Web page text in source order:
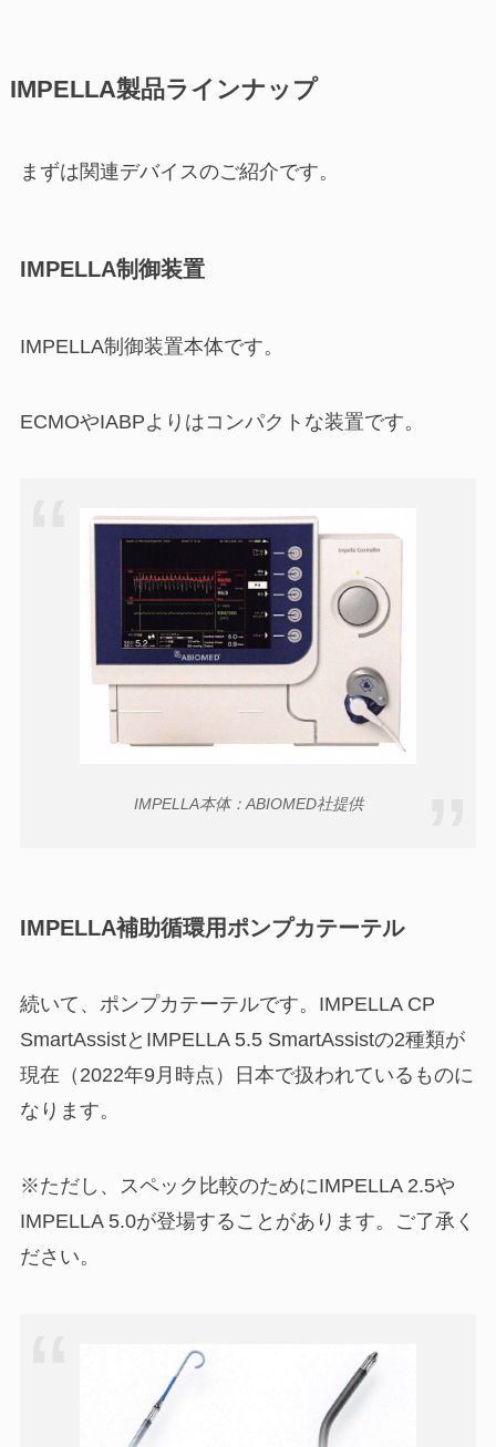
IMPELLA製品ラインナップ
まずは関連デバイスのご紹介です。
IMPELLA制御装置
IMPELLA制御装置本体です。
ECMOやIABPよりはコンパクトな装置です。
IMPELLA本体：ABIOMED社提供
IMPELLA補助循環用ポンプカテーテル
続いて、ポンプカテーテルです。IMPELLA CP
SmartAssistとIMPELLA 5.5 SmartAssistの2種類が
現在（2022年9月時点）日本で扱われているものに
なります。
※ただし、スペック比較のためにIMPELLA 2.5や
IMPELLA 5.0が登場することがあります。ご了承く
ださい。